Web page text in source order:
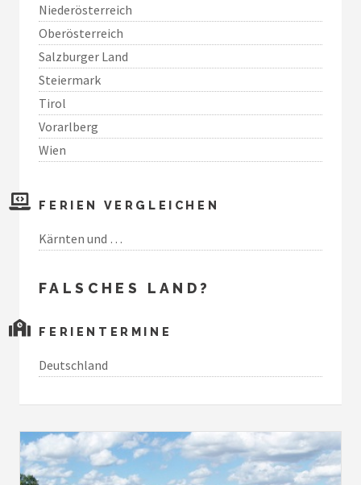
Niederösterreich
Oberösterreich
Salzburger Land
Steiermark
Tirol
Vorarlberg
Wien
FERIEN VERGLEICHEN
Kärnten und …
FALSCHES LAND?
FERIENTERMINE
Deutschland